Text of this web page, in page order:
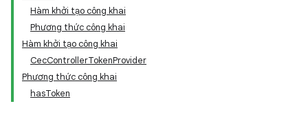
Hàm khởi tạo công khai
Phương thức công khai
Hàm khởi tạo công khai
CecControllerTokenProvider
Phương thức công khai
hasToken